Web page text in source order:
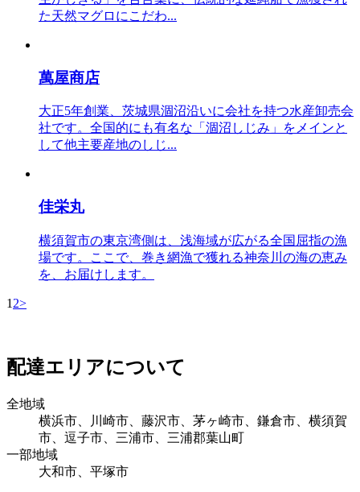
た天然マグロにこだわ...
萬屋商店
大正5年創業、茨城県涸沼沿いに会社を持つ水産卸売会
社です。全国的にも有名な「涸沼しじみ」をメインと
して他主要産地のしじ...
佳栄丸
横須賀市の東京湾側は、浅海域が広がる全国屈指の漁
場です。ここで、巻き網漁で獲れる神奈川の海の恵み
を、お届けします。
1 2>
配達エリアについて
全地域
横浜市、川崎市、藤沢市、茅ヶ崎市、鎌倉市、横須賀
市、逗子市、三浦市、三浦郡葉山町
一部地域
大和市、平塚市